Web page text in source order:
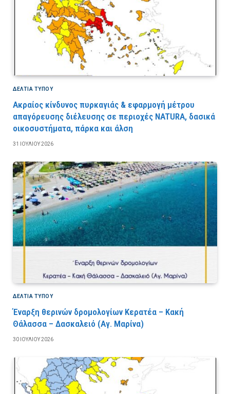
ΔΕΛΤΙΑ ΤΥΠΟΥ
Ακραίος κίνδυνος πυρκαγιάς & εφαρμογή μέτρου
απαγόρευσης διέλευσης σε περιοχές NATURA, δασικά
οικοσυστήματα, πάρκα και άλση
31 ΙΟΥΛΊΟΥ 2026
ΔΕΛΤΙΑ ΤΥΠΟΥ
Έναρξη θερινών δρομολογίων Κερατέα – Κακή
Θάλασσα – Δασκαλειό (Αγ. Μαρίνα)
30 ΙΟΥΛΊΟΥ 2026